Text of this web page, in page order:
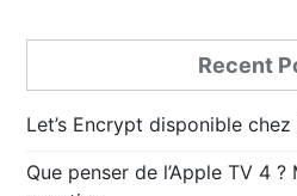
Recent
Let’s Encrypt disponible
Que penser de l’Apple TV 4